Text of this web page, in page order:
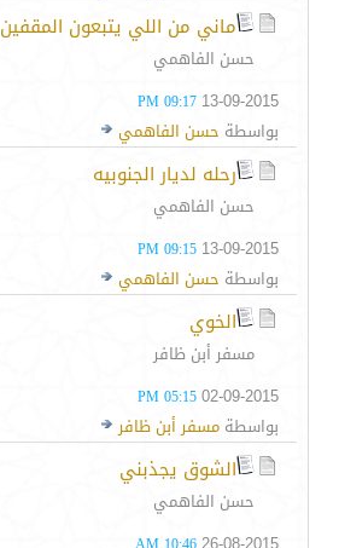
ماني من اللي يتبعون المقفين
حسن الفاهمي
13-09-2015
09:17 PM
بواسطة حسن الفاهمي
رحله لديار الجنوبيه
حسن الفاهمي
13-09-2015
09:15 PM
بواسطة حسن الفاهمي
الخوي
مسفر أبن ظافر
02-09-2015
05:15 PM
بواسطة مسفر أبن ظافر
الشوق يجذبني
حسن الفاهمي